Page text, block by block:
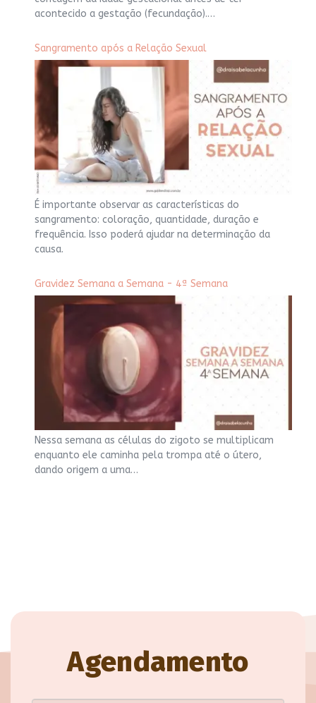
acontecido a gestação (fecundação).…
Sangramento após a Relação Sexual
É importante observar as características do
sangramento: coloração, quantidade, duração e
frequência. Isso poderá ajudar na determinação da
causa.
Gravidez Semana a Semana - 4ª Semana
Nessa semana as células do zigoto se multiplicam
enquanto ele caminha pela trompa até o útero,
dando origem a uma…
Agendamento